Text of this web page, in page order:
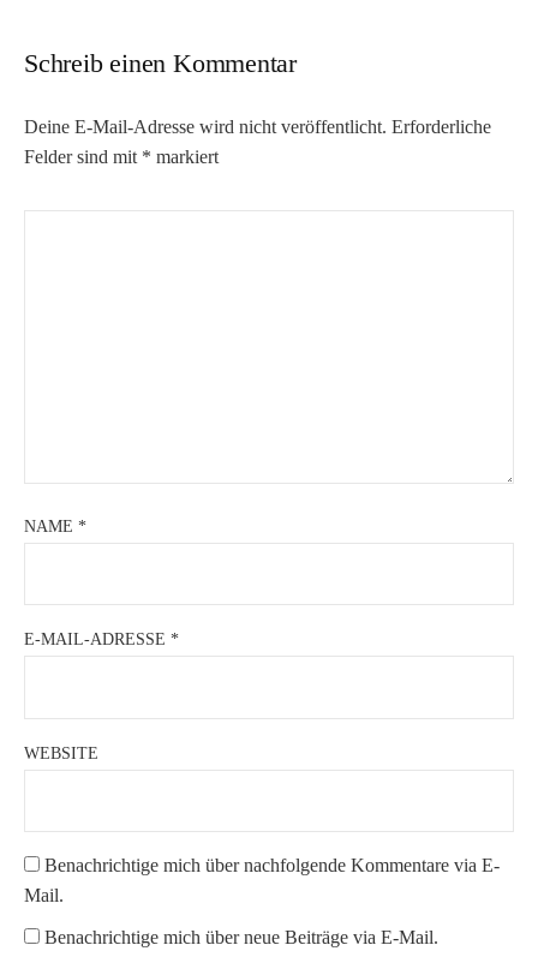
Schreib einen Kommentar
Deine E-Mail-Adresse wird nicht veröffentlicht. Erforderliche
Felder sind mit * markiert
NAME *
E-MAIL-ADRESSE *
WEBSITE
Benachrichtige mich über nachfolgende Kommentare via E-
Mail.
Benachrichtige mich über neue Beiträge via E-Mail.